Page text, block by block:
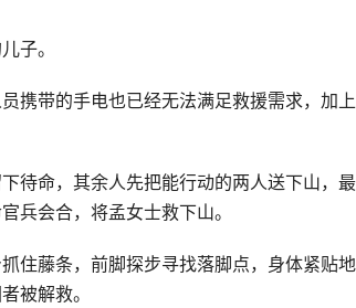
子。
携带的手电也已经无法满足救援需求，加
待命，其余人先把能行动的两人送下山，
兵会合，将孟女士救下山。
住藤条，前脚探步寻找落脚点，身体紧贴
被解救。